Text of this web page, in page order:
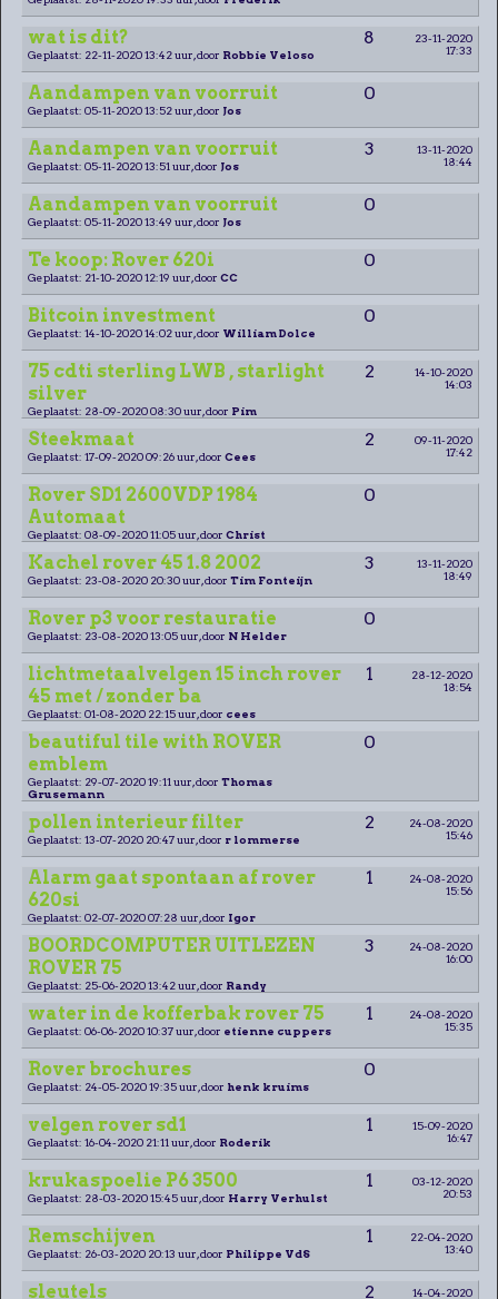
wat is dit? 8
23-11-2020
17:33
Geplaatst: 22-11-2020 13:42 uur, door Robbie Veloso
Aandampen van voorruit 0
Geplaatst: 05-11-2020 13:52 uur, door Jos
Aandampen van voorruit 3
13-11-2020
18:44
Geplaatst: 05-11-2020 13:51 uur, door Jos
Aandampen van voorruit 0
Geplaatst: 05-11-2020 13:49 uur, door Jos
Te koop: Rover 620i 0
Geplaatst: 21-10-2020 12:19 uur, door CC
Bitcoin investment 0
Geplaatst: 14-10-2020 14:02 uur, door William Dolce
75 cdti sterling LWB , starlight
silver
2
14-10-2020
14:03
Geplaatst: 28-09-2020 08:30 uur, door Pim
Steekmaat 2
09-11-2020
17:42
Geplaatst: 17-09-2020 09:26 uur, door Cees
Rover SD1 2600VDP 1984
Automaat
0
Geplaatst: 08-09-2020 11:05 uur, door Christ
Kachel rover 45 1.8 2002 3
13-11-2020
18:49
Geplaatst: 23-08-2020 20:30 uur, door Tim Fonteijn
Rover p3 voor restauratie 0
Geplaatst: 23-08-2020 13:05 uur, door N Helder
lichtmetaalvelgen 15 inch rover
45 met / zonder ba
1
28-12-2020
18:54
Geplaatst: 01-08-2020 22:15 uur, door cees
beautiful tile with ROVER
emblem
0
Geplaatst: 29-07-2020 19:11 uur, door Thomas
Grusemann
pollen interieur filter 2
24-08-2020
15:46
Geplaatst: 13-07-2020 20:47 uur, door r lommerse
Alarm gaat spontaan af rover
620si
1
24-08-2020
15:56
Geplaatst: 02-07-2020 07:28 uur, door Igor
BOORDCOMPUTER UITLEZEN
ROVER 75
3
24-08-2020
16:00
Geplaatst: 25-06-2020 13:42 uur, door Randy
water in de kofferbak rover 75 1
24-08-2020
15:35
Geplaatst: 06-06-2020 10:37 uur, door etienne cuppers
Rover brochures 0
Geplaatst: 24-05-2020 19:35 uur, door henk kruims
velgen rover sd1 1
15-09-2020
16:47
Geplaatst: 16-04-2020 21:11 uur, door Roderik
krukaspoelie P6 3500 1
03-12-2020
20:53
Geplaatst: 28-03-2020 15:45 uur, door Harry Verhulst
Remschijven 1
22-04-2020
13:40
Geplaatst: 26-03-2020 20:13 uur, door Philippe VdS
sleutels 2
14-04-2020